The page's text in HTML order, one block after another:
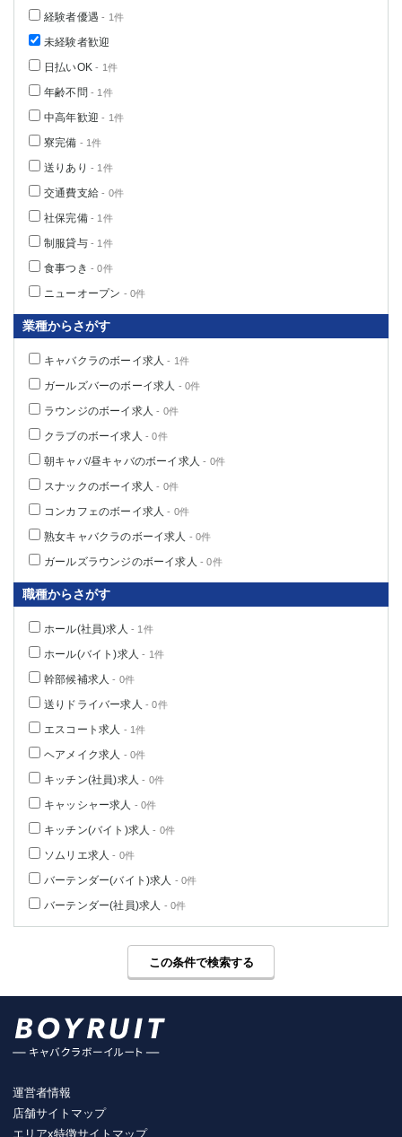
経験者優遇 - 1件
未経験者歓迎
日払いOK - 1件
年齢不問 - 1件
中高年歓迎 - 1件
寮完備 - 1件
送りあり - 1件
交通費支給 - 0件
社保完備- 1件
制服貸与- 1件
食事つき - 0件
ニューオープン - 0件
業種からさがす
キャバクラのボーイ求人 - 1件
ガールズバーのボーイ求人 - 0件
ラウンジのボーイ求人 - 0件
クラブのボーイ求人 - 0件
朝キャバ/昼キャバのボーイ求人 - 0件
スナックのボーイ求人 - 0件
コンカフェのボーイ求人 - 0件
熟女キャバクラのボーイ求人 - 0件
ガールズラウンジのボーイ求人 - 0件
職種からさがす
ホール(社員)求人 - 1件
ホール(バイト)求人 - 1件
幹部候補求人 - 0件
送りドライバー求人 - 0件
エスコート求人 - 1件
ヘアメイク求人 - 0件
キッチン(社員)求人 - 0件
キャッシャー求人 - 0件
キッチン(バイト)求人 - 0件
ソムリエ求人 - 0件
バーテンダー(バイト)求人 - 0件
バーテンダー(社員)求人 - 0件
この条件で検索する
大船
厚木
桜木町
埼玉県
大宮
所沢
獨協大学前＜草加松原＞
春日部
蕨
千葉県
成田
千葉
西船橋
佐倉
柏（西口）
柏（東口）
茂原
松戸
八千代台
栃木県
東武宇都宮（宇都宮西口）
土浦
高崎
該当求人 0
運営者情報
店舗サイトマップ
エリアx特徴サイトマップ